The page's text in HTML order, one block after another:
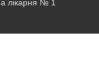
лікарня № 1